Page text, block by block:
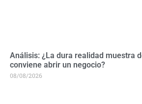
Análisis: ¿La dura realidad muestra
conviene abrir un negocio?
08/08/2026